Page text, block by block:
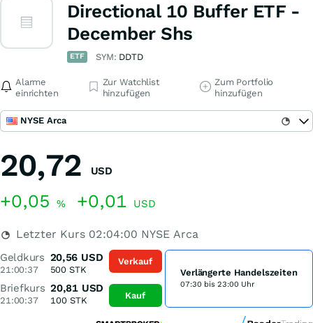
Directional 10 Buffer ETF -
December Shs
ETF SYM: DDTD
Alarme
einrichten
Zur Watchlist
hinzufügen
Zum Portfolio
hinzufügen
NYSE Arca
20,72 USD
+0,05 % +0,01 USD
Letzter Kurs 02:04:00 NYSE Arca
Geldkurs
21:00:37
20,56 USD
500 STK
Briefkurs
21:00:37
20,81 USD
100STK
Verkauf
Kauf
Verlängerte Handelszeiten
07:30 bis 23:00 Uhr